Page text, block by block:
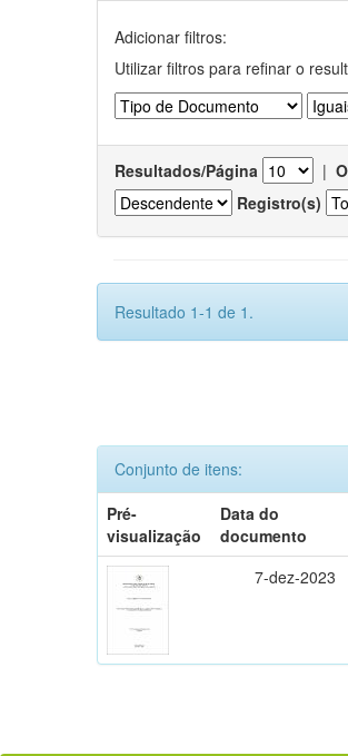
Adicionar filtros:
Utilizar filtros para refinar o
Resultados/Página |
Registro(s)
Resultado 1-1 de 1.
Conjunto de itens:
Pré-
visualização
Data do
documento
7-dez-2023